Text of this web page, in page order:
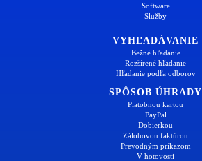
Software
Služby
VYHĽADÁVANIE
Bežné hľadanie
Rozšírené hľadanie
Hľadanie podľa odborov
SPÔSOB ÚHRADY
Platobnou kartou
PayPal
Dobierkou
Zálohovou faktúrou
Prevodným príkazom
V hotovosti